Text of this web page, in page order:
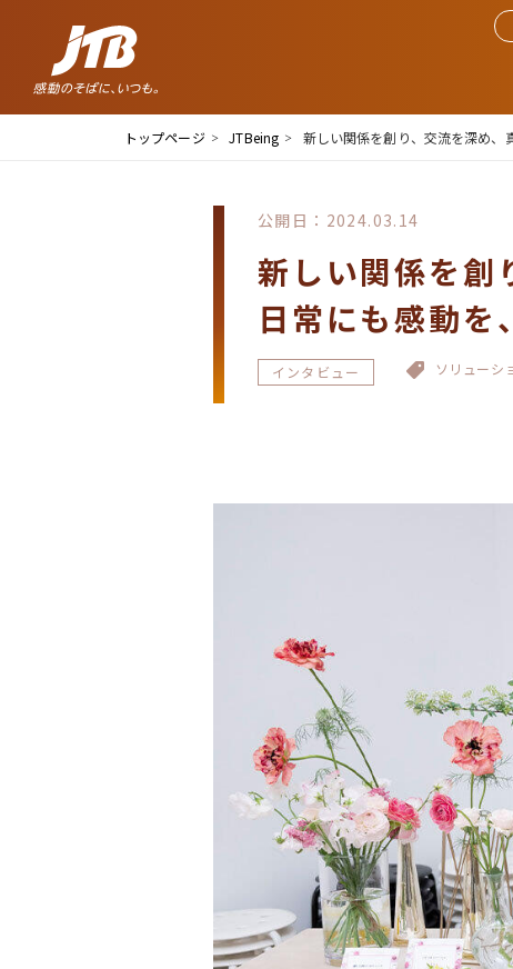
トップページ JTBeing 新しい関係を創り、交流を深め、
公開日：2024.03.14
新しい関係を創
日常にも感動を
インタビュー ソリューシ